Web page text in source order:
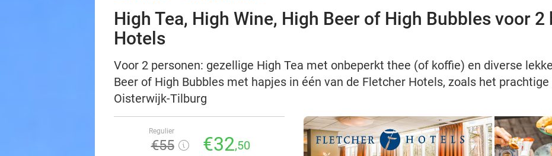
High Tea, High Wine, High Beer of High Bubbles voor
Hotels
Voor 2 personen: gezellige High Tea met onbeperkt thee (of koffie) en diverse
Beer of High Bubbles met hapjes in één van de Fletcher Hotels, zoals het
Oisterwijk-Tilburg
Regulier
€55 €32,50